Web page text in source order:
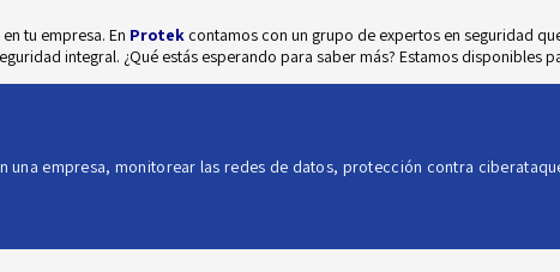
en tu empresa. En Protek contamos con un grupo de expertos en seguridad
integral. ¿Qué estás esperando para saber más? Estamos disponibles
una empresa, monitorear las redes de datos, protección contra